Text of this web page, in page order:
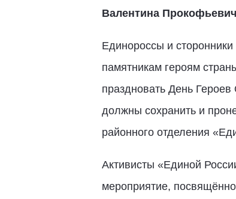
Валентина
Единороссы и
памятникам героям
праздновать День
должны сохранить и
районного отделения
Активисты «Единой
мероприятие,